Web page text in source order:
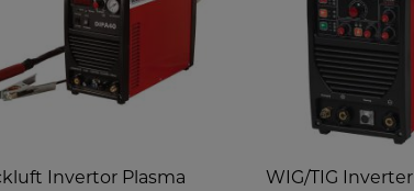
Invertor Plasma
WIG/TIG Inverter